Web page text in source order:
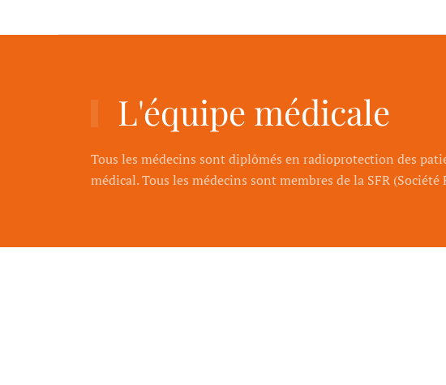
L'équipe médicale
Tous les médecins sont diplômés en radioprotection des
médical. Tous les médecins sont membres de la SFR